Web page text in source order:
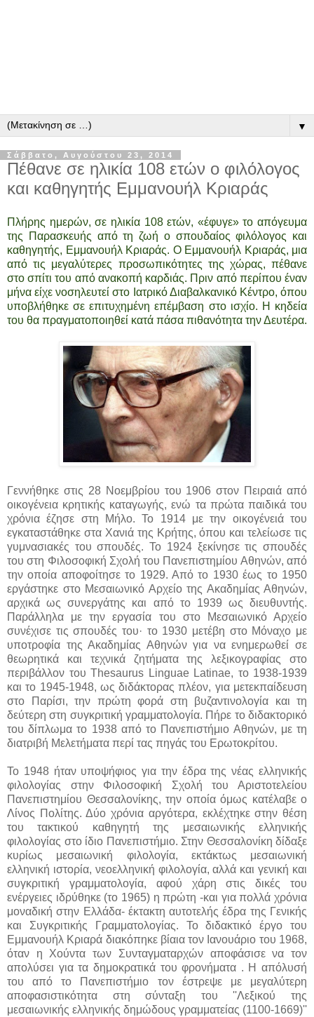
▼
Σάββατο, Αυγούστου 23, 2014
Πέθανε σε ηλικία 108 ετών ο φιλόλογος
και καθηγητής Εμμανουήλ Κριαράς
Πλήρης ημερών, σε ηλικία 108 ετών, «έφυγε» το απόγευμα
της Παρασκευής από τη ζωή ο σπουδαίος φιλόλογος και
καθηγητής, Εμμανουήλ Κριαράς. Ο Εμμανουήλ Κριαράς, μια
από τις μεγαλύτερες προσωπικότητες της χώρας, πέθανε
στο σπίτι του από ανακοπή καρδιάς. Πριν από περίπου έναν
μήνα είχε νοσηλευτεί στο Ιατρικό Διαβαλκανικό Κέντρο, όπου
υποβλήθηκε σε επιτυχημένη επέμβαση στο ισχίο. Η κηδεία
του θα πραγματοποιηθεί κατά πάσα πιθανότητα την Δευτέρα.
Γεννήθηκε στις 28 Νοεμβρίου του 1906 στον Πειραιά από
οικογένεια κρητικής καταγωγής, ενώ τα πρώτα παιδικά του
χρόνια έζησε στη Μήλο. Το 1914 με την οικογένειά του
εγκαταστάθηκε στα Χανιά της Κρήτης, όπου και τελείωσε τις
γυμνασιακές του σπουδές. Το 1924 ξεκίνησε τις σπουδές
του στη Φιλοσοφική Σχολή του Πανεπιστημίου Αθηνών, από
την οποία αποφοίτησε το 1929. Από το 1930 έως το 1950
εργάστηκε στο Μεσαιωνικό Αρχείο της Ακαδημίας Αθηνών,
αρχικά ως συνεργάτης και από το 1939 ως διευθυντής.
Παράλληλα με την εργασία του στο Μεσαιωνικό Αρχείο
συνέχισε τις σπουδές του· το 1930 μετέβη στο Μόναχο με
υποτροφία της Ακαδημίας Αθηνών για να ενημερωθεί σε
θεωρητικά και τεχνικά ζητήματα της λεξικογραφίας στο
περιβάλλον του Thesaurus Linguae Latinae, το 1938-1939
και το 1945-1948, ως διδάκτορας πλέον, για μετεκπαίδευση
στο Παρίσι, την πρώτη φορά στη βυζαντινολογία και τη
δεύτερη στη συγκριτική γραμματολογία. Πήρε το διδακτορικό
του δίπλωμα το 1938 από το Πανεπιστήμιο Αθηνών, με τη
διατριβή Μελετήματα περί τας πηγάς του Ερωτοκρίτου.
Το 1948 ήταν υποψήφιος για την έδρα της νέας ελληνικής
φιλολογίας στην Φιλοσοφική Σχολή του Αριστοτελείου
Πανεπιστημίου Θεσσαλονίκης, την οποία όμως κατέλαβε ο
Λίνος Πολίτης. Δύο χρόνια αργότερα, εκλέχτηκε στην θέση
του τακτικού καθηγητή της μεσαιωνικής ελληνικής
φιλολογίας στο ίδιο Πανεπιστήμιο. Στην Θεσσαλονίκη δίδαξε
κυρίως μεσαιωνική φιλολογία, εκτάκτως μεσαιωνική
ελληνική ιστορία, νεοελληνική φιλολογία, αλλά και γενική και
συγκριτική γραμματολογία, αφού χάρη στις δικές του
ενέργειες ιδρύθηκε (το 1965) η πρώτη -και για πολλά χρόνια
μοναδική στην Ελλάδα- έκτακτη αυτοτελής έδρα της Γενικής
και Συγκριτικής Γραμματολογίας. Το διδακτικό έργο του
Εμμανουήλ Κριαρά διακόπηκε βίαια τον Ιανουάριο του 1968,
όταν η Χούντα των Συνταγματαρχών αποφάσισε να τον
απολύσει για τα δημοκρατικά του φρονήματα . Η απόλυσή
του από το Πανεπιστήμιο τον έστρεψε με μεγαλύτερη
αποφασιστικότητα στη σύνταξη του ''Λεξικού της
μεσαιωνικής ελληνικής δημώδους γραμματείας (1100-1669)''